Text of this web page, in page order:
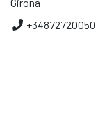
+34872720050